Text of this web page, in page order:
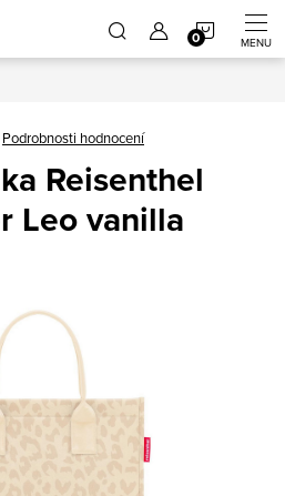
Podrobnosti hodnocení
Reisenthel
Leo vanilla